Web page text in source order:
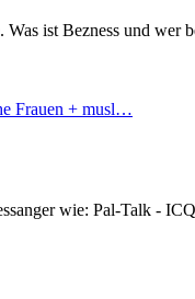
ist Bezness und wer
Frauen + musl…
wie: Pal-Talk -